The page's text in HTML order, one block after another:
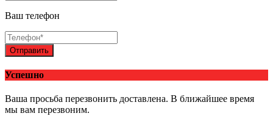
Ваш телефон
Отправить
Успешно
Ваша просьба перезвонить доставлена. В ближайшее время
мы вам перезвоним.